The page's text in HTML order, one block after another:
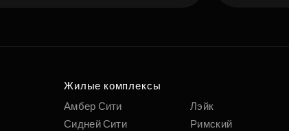
Жилые комплексы
Амбер Сити
Сидней Сити
Лэйк
Римский